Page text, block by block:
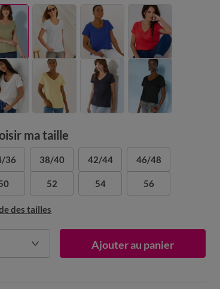
ma taille
36 38/40 42/44 46/48
52 54 56
des tailles
Ajouter au panier